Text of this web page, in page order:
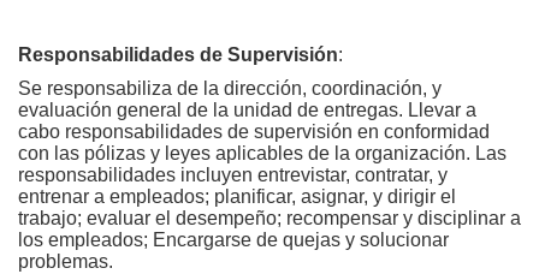
Responsabilidades de Supervisión:
Se responsabiliza de la dirección, coordinación, y
evaluación general de la unidad de entregas. Llevar a
cabo responsabilidades de supervisión en conformidad
con las pólizas y leyes aplicables de la organización. Las
responsabilidades incluyen entrevistar, contratar, y
entrenar a empleados; planificar, asignar, y dirigir el
trabajo; evaluar el desempeño; recompensar y disciplinar a
los empleados; Encargarse de quejas y solucionar
problemas.